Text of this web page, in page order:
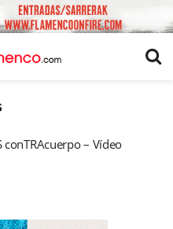
conTRAcuerpo – Vídeo